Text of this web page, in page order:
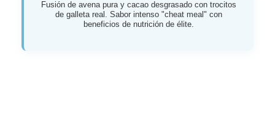
Fusión de avena pura y cacao desgrasado con trocitos
de galleta real. Sabor intenso "cheat meal" con
beneficios de nutrición de élite.